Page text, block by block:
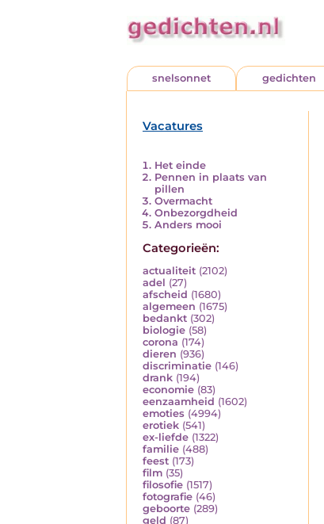
snelsonnet gedichten
Vacatures
Het einde
Pennen in plaats van
pillen
Overmacht
Onbezorgdheid
Anders mooi
Categorieën:
actualiteit (2102)
adel (27)
afscheid (1680)
algemeen (1675)
bedankt (302)
biologie (58)
corona (174)
dieren (936)
discriminatie (146)
drank (194)
economie (83)
eenzaamheid (1602)
emoties (4994)
erotiek (541)
ex-liefde (1322)
familie (488)
feest (173)
film (35)
filosofie (1517)
fotografie (46)
geboorte (289)
geld (87)